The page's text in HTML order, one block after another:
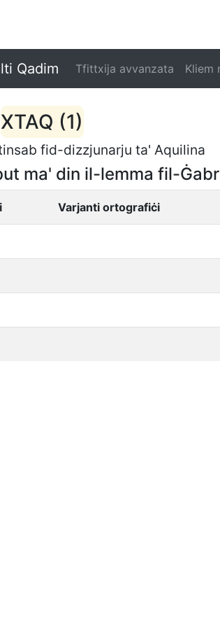
Qadim Tfittxija avvanzata Kliem
XTAQ (1)
fid-dizzjunarju ta' Aquilina
ma' din il-lemma fil-
Varjanti ortografiċi